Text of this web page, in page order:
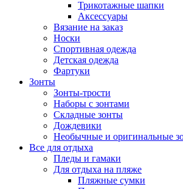
Трикотажные шапки
Аксессуары
Вязание на заказ
Носки
Спортивная одежда
Детская одежда
Фартуки
Зонты
Зонты-трости
Наборы с зонтами
Складные зонты
Дождевики
Необычные и оригинальные
Все для отдыха
Пледы и гамаки
Для отдыха на пляже
Пляжные сумки